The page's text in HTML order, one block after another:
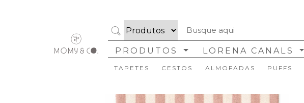
PRODUTOS LORENA CANALS
TAPETES CESTOS ALMOFADAS PUFFS